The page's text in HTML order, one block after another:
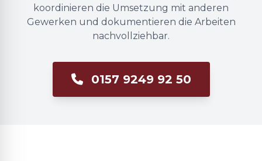
koordinieren die Umsetzung mit anderen
Gewerken und dokumentieren die Arbeiten
nachvollziehbar.
0157 9249 92 50